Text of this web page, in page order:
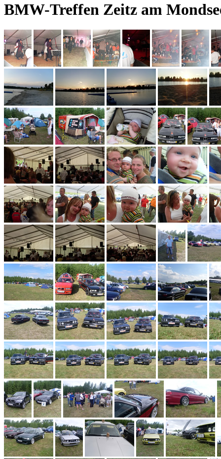
BMW-Treffen Zeitz am